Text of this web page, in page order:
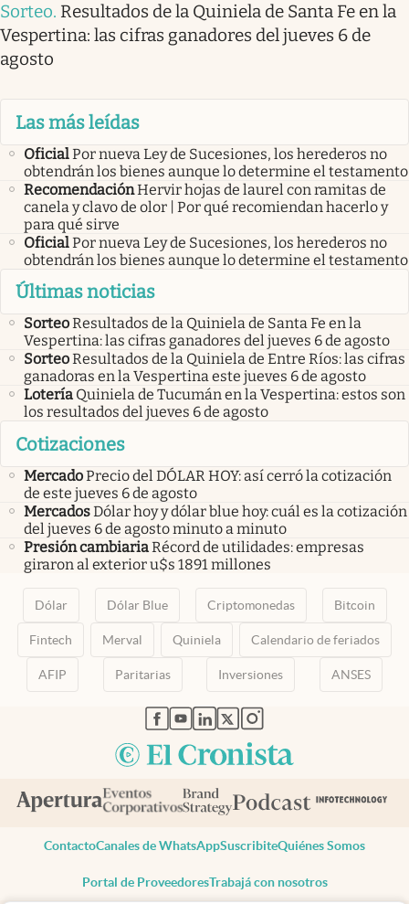
Sorteo. Resultados de la Quiniela de Santa Fe en la
Vespertina: las cifras ganadores del jueves 6 de
agosto
Las más leídas
OficialPor nueva Ley de Sucesiones, los herederos no
obtendrán los bienes aunque lo determine el testamento
RecomendaciónHervir hojas de laurel con ramitas de
canela y clavo de olor | Por qué recomiendan hacerlo y
para qué sirve
OficialPor nueva Ley de Sucesiones, los herederos no
obtendrán los bienes aunque lo determine el testamento
Últimas noticias
SorteoResultados de la Quiniela de Santa Fe en la
Vespertina: las cifras ganadores del jueves 6 de agosto
SorteoResultados de la Quiniela de Entre Ríos: las cifras
ganadoras en la Vespertina este jueves 6 de agosto
Lotería Quiniela de Tucumán en la Vespertina: estos son
los resultados del jueves 6 de agosto
Cotizaciones
MercadoPrecio del DÓLAR HOY: así cerró la cotización
de este jueves 6 de agosto
MercadosDólar hoy y dólar blue hoy: cuál es la cotización
del jueves 6 de agosto minuto a minuto
Presión cambiariaRécord de utilidades: empresas
giraron al exterior u$s 1891 millones
Dólar Dólar Blue Criptomonedas Bitcoin
Fintech Merval Quiniela Calendario de feriados
AFIP Paritarias Inversiones ANSES
abre en nueva pestaña
abre en nueva pestaña
abre en nueva pestaña
abre en nueva pestaña
abre en nueva pestaña
ContactoCanales de WhatsAppSuscribiteQuiénes Somos
Portal de ProveedoresTrabajá con nosotros